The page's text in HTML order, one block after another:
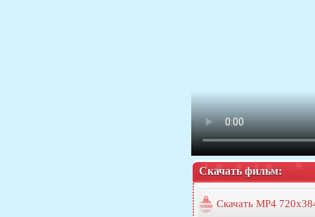
Скачать фильм:
Скачать MP4